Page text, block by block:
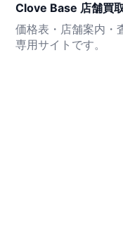
Clove Base 店舗買
価格表・店舗案内・
専用サイトです。